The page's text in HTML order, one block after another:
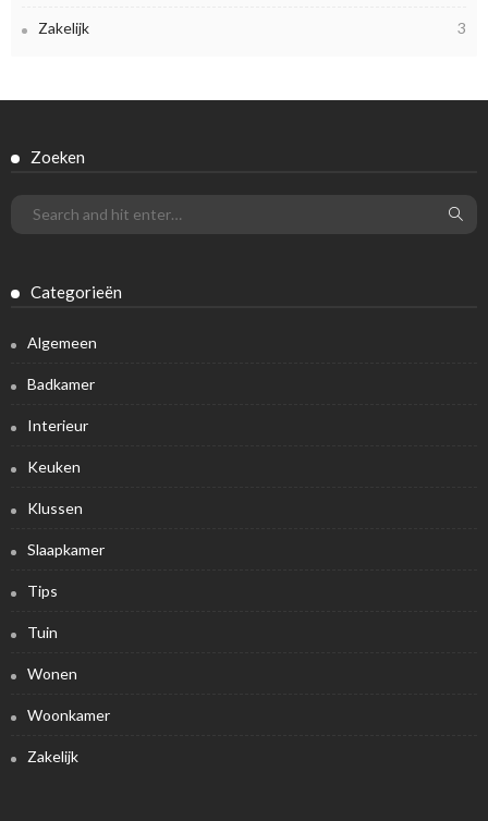
Zakelijk 3
Zoeken
Categorieën
Algemeen
Badkamer
Interieur
Keuken
Klussen
Slaapkamer
Tips
Tuin
Wonen
Woonkamer
Zakelijk